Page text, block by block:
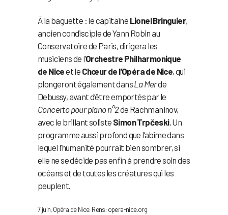
À la baguette : le capitaine Lionel Bringuier,
ancien condisciple de Yann Robin au
Conservatoire de Paris, dirigera les
musiciens de l’Orchestre Philharmonique
de Niceet le Chœur de l’Opéra de Nice, qui
plongeront également dansLa Merde
Debussy, avant d’être emportés par le
Concerto pour piano n°2de Rachmaninov,
avec le brillant soliste Simon Trpčeski. Un
programme aussi profond que l’abîme dans
lequel l’humanité pourrait bien sombrer, si
elle ne se décide pas enfin à prendre soin des
océans et de toutes les créatures qui les
peuplent.
7 juin, Opéra de Nice. Rens: opera-nice.org